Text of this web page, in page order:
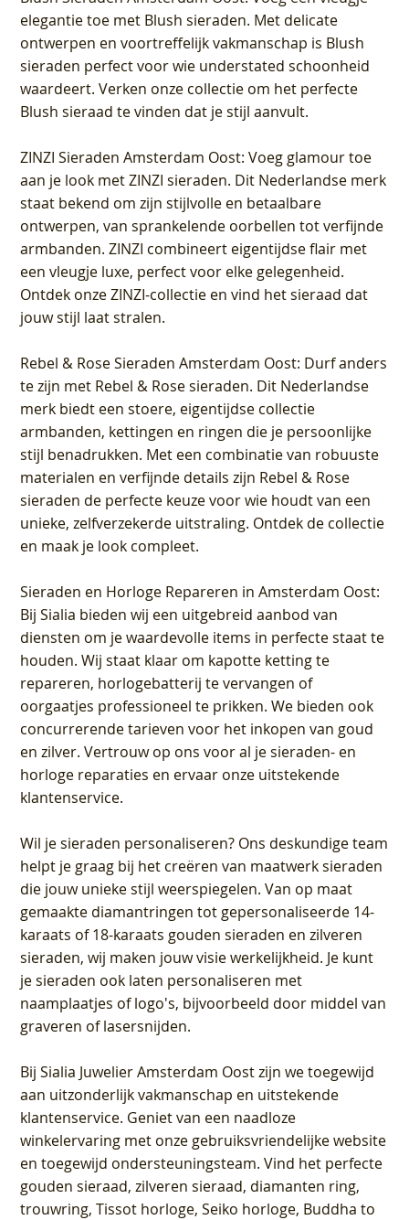
elegantie toe met Blush sieraden. Met delicate
ontwerpen en voortreffelijk vakmanschap is Blush
sieraden perfect voor wie understated schoonheid
waardeert. Verken onze collectie om het perfecte
Blush sieraad te vinden dat je stijl aanvult.
ZINZI Sieraden Amsterdam Oost: Voeg glamour toe
aan je look met ZINZI sieraden. Dit Nederlandse merk
staat bekend om zijn stijlvolle en betaalbare
ontwerpen, van sprankelende oorbellen tot verfijnde
armbanden. ZINZI combineert eigentijdse flair met
een vleugje luxe, perfect voor elke gelegenheid.
Ontdek onze ZINZI-collectie en vind het sieraad dat
jouw stijl laat stralen.
Rebel & Rose Sieraden Amsterdam Oost: Durf anders
te zijn met Rebel & Rose sieraden. Dit Nederlandse
merk biedt een stoere, eigentijdse collectie
armbanden, kettingen en ringen die je persoonlijke
stijl benadrukken. Met een combinatie van robuuste
materialen en verfijnde details zijn Rebel & Rose
sieraden de perfecte keuze voor wie houdt van een
unieke, zelfverzekerde uitstraling. Ontdek de collectie
en maak je look compleet.
Sieraden en Horloge Repareren in Amsterdam Oost:
Bij Sialia bieden wij een uitgebreid aanbod van
diensten om je waardevolle items in perfecte staat te
houden. Wij staat klaar om kapotte ketting te
repareren, horlogebatterij te vervangen of
oorgaatjes professioneel te prikken. We bieden ook
concurrerende tarieven voor het inkopen van goud
en zilver. Vertrouw op ons voor al je sieraden- en
horloge reparaties en ervaar onze uitstekende
klantenservice.
Wil je sieraden personaliseren? Ons deskundige team
helpt je graag bij het creëren van maatwerk sieraden
die jouw unieke stijl weerspiegelen. Van op maat
gemaakte diamantringen tot gepersonaliseerde 14-
karaats of 18-karaats gouden sieraden en zilveren
sieraden, wij maken jouw visie werkelijkheid. Je kunt
je sieraden ook laten personaliseren met
naamplaatjes of logo's, bijvoorbeeld door middel van
graveren of lasersnijden.
BijSialia Juwelier Amsterdam Oostzijn we toegewijd
aan uitzonderlijk vakmanschap en uitstekende
klantenservice. Geniet van een naadloze
winkelervaring met onze gebruiksvriendelijke website
en toegewijd ondersteuningsteam. Vind het perfecte
gouden sieraad, zilveren sieraad, diamanten ring,
trouwring, Tissot horloge, Seiko horloge, Buddha to